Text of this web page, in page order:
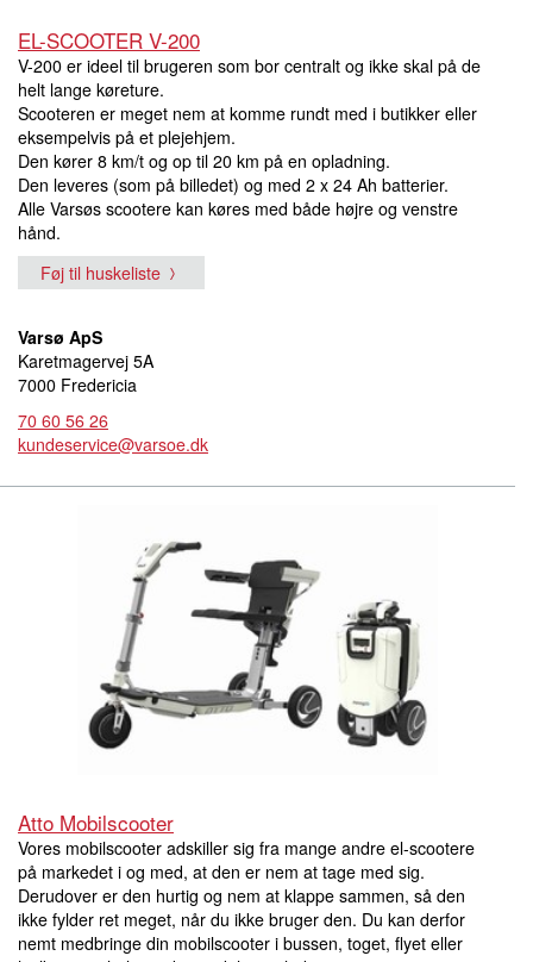
EL-SCOOTER V-200
V-200 er ideel til brugeren som bor centralt og ikke skal på de
helt lange køreture.
Scooteren er meget nem at komme rundt med i butikker eller
eksempelvis på et plejehjem.
Den kører 8 km/t og op til 20 km på en opladning.
Den leveres (som på billedet) og med 2 x 24 Ah batterier.
Alle Varsøs scootere kan køres med både højre og venstre
hånd.
Føj til huskeliste
Varsø ApS
Karetmagervej 5A
7000 Fredericia
70 60 56 26
kundeservice@varsoe.dk
Atto Mobilscooter
Vores mobilscooter adskiller sig fra mange andre el-scootere
på markedet i og med, at den er nem at tage med sig.
Derudover er den hurtig og nem at klappe sammen, så den
ikke fylder ret meget, når du ikke bruger den. Du kan derfor
nemt medbringe din mobilscooter i bussen, toget, flyet eller